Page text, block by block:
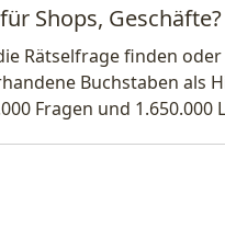
Shops, Geschäfte?
Rätselfrage finden
Buchstaben
Fragen und 1.650.000